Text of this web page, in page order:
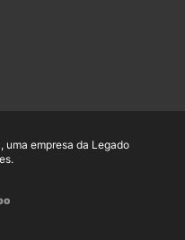
empresa da Legado